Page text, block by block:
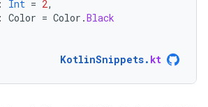
: Int = 2,
: Color = Color .Black
KotlinSnippets. kt